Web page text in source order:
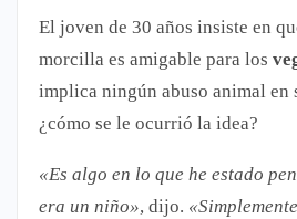
El joven de 30 años insiste en
morcilla es amigable para los
implica ningún abuso animal en
¿cómo se le ocurrió la idea?
«Es algo en lo que he estado
era un niño», dijo.